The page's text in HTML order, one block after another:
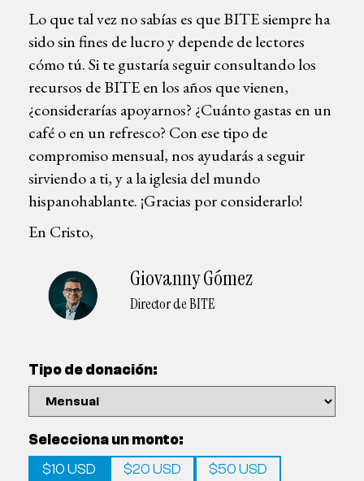
Lo que tal vez no sabías es que BITE siempre ha
sido sin fines de lucro y depende de lectores
cómo tú. Si te gustaría seguir consultando los
recursos de BITE en los años que vienen,
¿considerarías apoyarnos? ¿Cuánto gastas en un
café o en un refresco? Con ese tipo de
compromiso mensual, nos ayudarás a seguir
sirviendo a ti, y a la iglesia del mundo
hispanohablante. ¡Gracias por considerarlo!
En Cristo,
Giovanny Gómez
Director de BITE
Tipo de donación:
Selecciona un monto:
$10 USD
$20 USD
$50 USD